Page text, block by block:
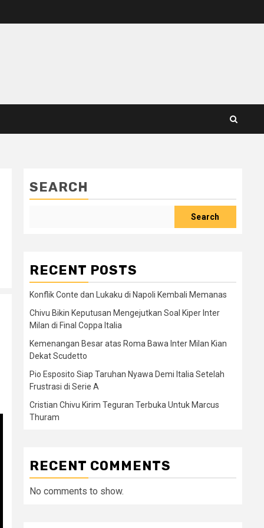
SEARCH
Search
RECENT POSTS
Konflik Conte dan Lukaku di Napoli Kembali Memanas
Chivu Bikin Keputusan Mengejutkan Soal Kiper Inter
Milan di Final Coppa Italia
Kemenangan Besar atas Roma Bawa Inter Milan Kian
Dekat Scudetto
Pio Esposito Siap Taruhan Nyawa Demi Italia Setelah
Frustrasi di Serie A
Cristian Chivu Kirim Teguran Terbuka Untuk Marcus
Thuram
RECENT COMMENTS
No comments to show.